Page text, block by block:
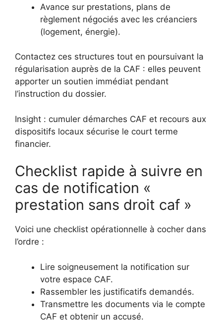
Avance sur prestations, plans de
règlement négociés avec les créanciers
(logement, énergie).
Contactez ces structures tout en poursuivant la
régularisation auprès de la CAF : elles peuvent
apporter un soutien immédiat pendant
l’instruction du dossier.
Insight : cumuler démarches CAF et recours aux
dispositifs locaux sécurise le court terme
financier.
Checklist rapide à suivre en
cas de notification «
prestation sans droit caf »
Voici une checklist opérationnelle à cocher dans
l’ordre :
Lire soigneusement la notification sur
votre espace CAF.
Rassembler les justificatifs demandés.
Transmettre les documents via le compte
CAF et obtenir un accusé.